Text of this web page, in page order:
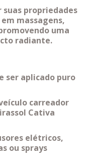
propriedades
massagens,
uma
radiante.
ser aplicado puro
carreador
Cativa
elétricos,
ou sprays